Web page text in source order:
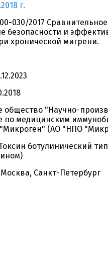
г.
030/2017
безопасности и
хронической мигрени.
общество "Научно-
по медицинским
(АО "НПО
ботулинический
Санкт-Петербург